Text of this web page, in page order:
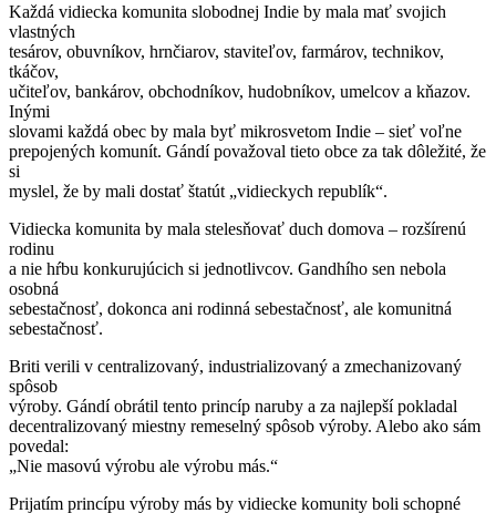
Každá vidiecka komunita slobodnej Indie by mala mať svojich
vlastných
tesárov, obuvníkov, hrnčiarov, staviteľov, farmárov, technikov,
tkáčov,
učiteľov, bankárov, obchodníkov, hudobníkov, umelcov a kňazov.
Inými
slovami každá obec by mala byť mikrosvetom Indie – sieť voľne
prepojených komunít. Gándí považoval tieto obce za tak dôležité, že
si
myslel, že by mali dostať štatút „vidieckych republík“.
Vidiecka komunita by mala stelesňovať duch domova – rozšírenú
rodinu
a nie hŕbu konkurujúcich si jednotlivcov. Gandhího sen nebola
osobná
sebestačnosť, dokonca ani rodinná sebestačnosť, ale komunitná
sebestačnosť.
Briti verili v centralizovaný, industrializovaný a zmechanizovaný
spôsob
výroby. Gándí obrátil tento princíp naruby a za najlepší pokladal
decentralizovaný miestny remeselný spôsob výroby. Alebo ako sám
povedal:
„Nie masovú výrobu ale výrobu más.“
Prijatím princípu výroby más by vidiecke komunity boli schopné